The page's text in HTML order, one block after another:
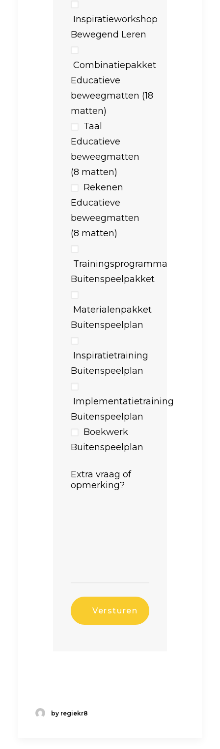
Inspiratieworkshop
Bewegend Leren
Combinatiepakket
Educatieve
beweegmatten (18
matten)
Taal
Educatieve
beweegmatten
(8 matten)
Rekenen
Educatieve
beweegmatten
(8 matten)
Trainingsprogramma
Buitenspeelpakket
Materialenpakket
Buitenspeelplan
Inspiratietraining
Buitenspeelplan
Implementatietraining
Buitenspeelplan
Boekwerk
Buitenspeelplan
by regiekr8